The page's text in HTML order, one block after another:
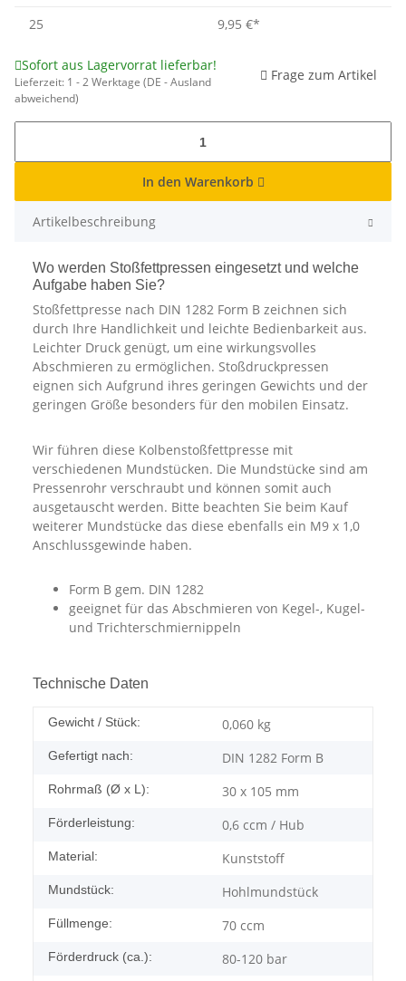
25
9,95 €*
Sofort aus Lagervorrat lieferbar!
Lieferzeit: 1 - 2 Werktage (DE - Ausland
abweichend)
Frage zum Artikel
In den Warenkorb
Artikelbeschreibung
Wo werden Stoßfettpressen eingesetzt und welche
Aufgabe haben Sie?
Stoßfettpresse nach DIN 1282 Form B zeichnen sich
durch Ihre Handlichkeit und leichte Bedienbarkeit aus.
Leichter Druck genügt, um eine wirkungsvolles
Abschmieren zu ermöglichen. Stoßdruckpressen
eignen sich Aufgrund ihres geringen Gewichts und der
geringen Größe besonders für den mobilen Einsatz.
Wir führen diese Kolbenstoßfettpresse mit
verschiedenen Mundstücken. Die Mundstücke sind am
Pressenrohr verschraubt und können somit auch
ausgetauscht werden. Bitte beachten Sie beim Kauf
weiterer Mundstücke das diese ebenfalls ein M9 x 1,0
Anschlussgewinde haben.
Form B gem. DIN 1282
geeignet für das Abschmieren von Kegel-, Kugel-
und Trichterschmiernippeln
Technische Daten
Gewicht / Stück: 0,060 kg
Gefertigt nach: DIN 1282 Form B
Rohrmaß (Ø x L): 30 x 105 mm
Förderleistung: 0,6 ccm / Hub
Material: Kunststoff
Mundstück: Hohlmundstück
Füllmenge: 70 ccm
Förderdruck (ca.): 80-120 bar